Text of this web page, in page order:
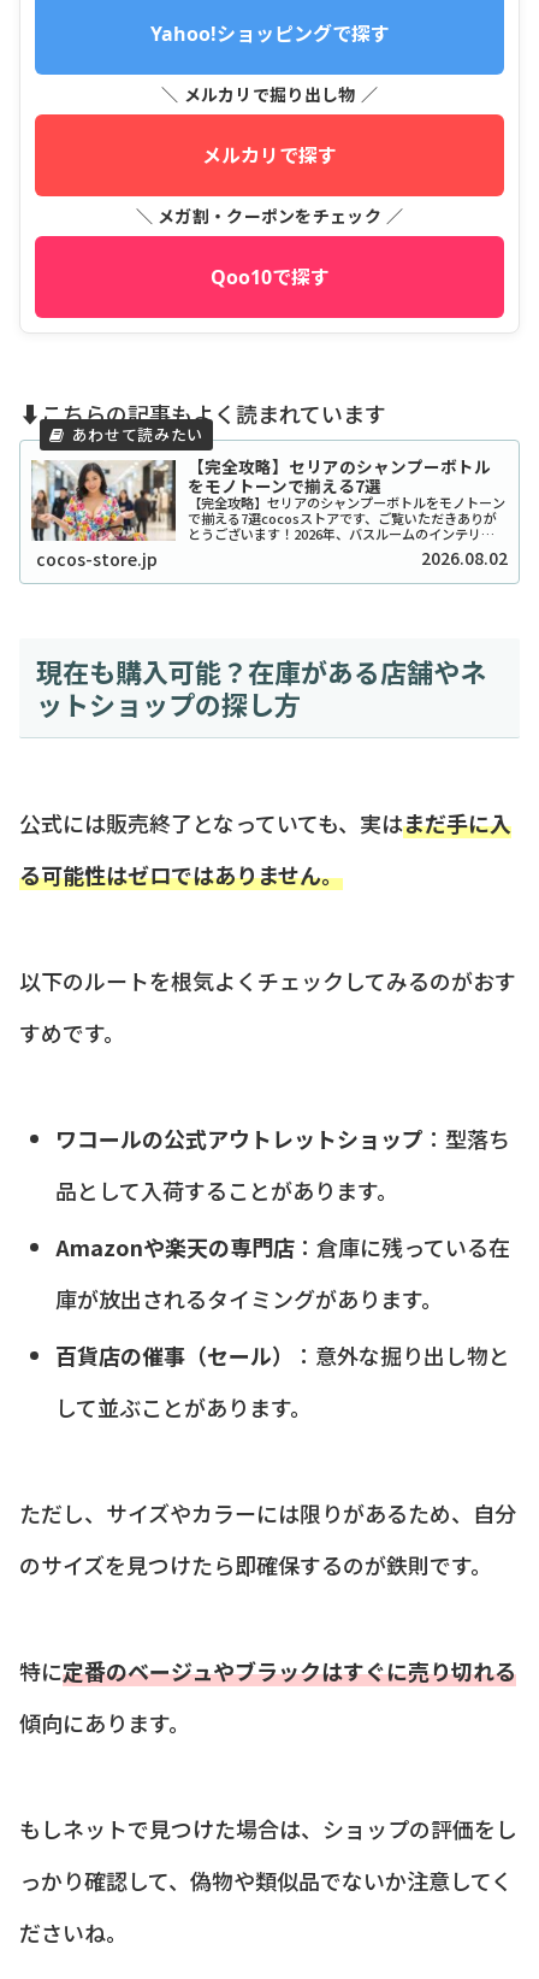
Yahoo!ショッピングで探す
＼ メルカリで掘り出し物 ／
メルカリで探す
＼ メガ割・クーポンをチェック ／
Qoo10で探す
⬇️こちらの記事もよく読まれています
【完全攻略】セリアのシャンプーボトル
をモノトーンで揃える7選
【完全攻略】セリアのシャンプーボトルをモノトーン
で揃える7選cocosストアです、ご覧いただきありが
とうございます！2026年、バスルームのインテリア
をワンランク上げたいと考えているあなたに、セリア
のシャンプーボトル（モノトーン）はまさに救...
cocos-store.jp 2026.08.02
現在も購入可能？在庫がある店舗やネ
ットショップの探し方
公式には販売終了となっていても、実はまだ手に入
る可能性はゼロではありません。
以下のルートを根気よくチェックしてみるのがおす
すめです。
ワコールの公式アウトレットショップ ：型落ち
品として入荷することがあります。
Amazonや楽天の専門店：倉庫に残っている在
庫が放出されるタイミングがあります。
百貨店の催事（セール）
：意外な掘り出し物と
して並ぶことがあります。
ただし、サイズやカラーには限りがあるため、自分
のサイズを見つけたら即確保するのが鉄則です。
特に定番のベージュやブラックはすぐに売り切れる
傾向にあります。
もしネットで見つけた場合は、ショップの評価をし
っかり確認して、偽物や類似品でないか注意してく
ださいね。